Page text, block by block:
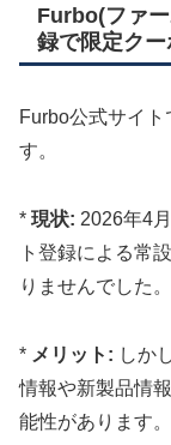
Furbo(ファ
録で限定クー
Furbo公式サイ
す。
* 現状: 2026年4
ト登録による常
りませんでした。
* メリット: しか
情報や新製品情
能性があります